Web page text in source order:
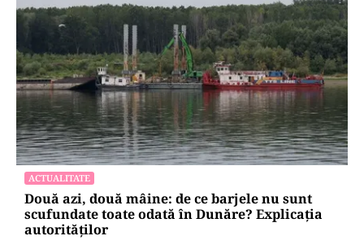
ACTUALITATE
Două azi, două mâine: de ce barjele nu sunt
scufundate toate odată în Dunăre? Explicația
autorităților